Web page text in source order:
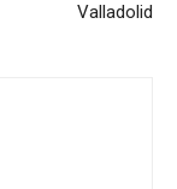
Valladolid